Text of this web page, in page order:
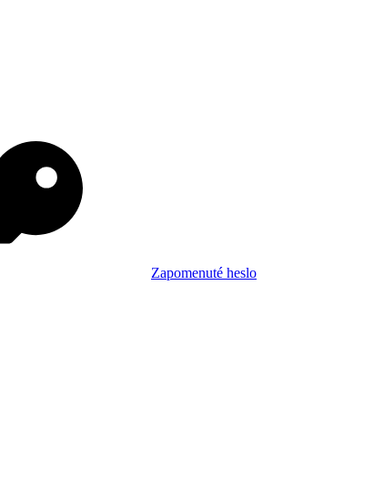
Zapomenuté heslo